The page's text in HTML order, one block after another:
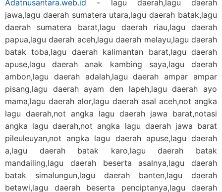
Adatnusantara.web.id - lagu daerah,lagu daerah
jawa,lagu daerah sumatera utara,lagu daerah batak,lagu
daerah sumatera barat,lagu daerah riau,lagu daerah
papua,lagu daerah aceh,lagu daerah melayu,lagu daerah
batak toba,lagu daerah kalimantan barat,lagu daerah
apuse,lagu daerah anak kambing saya,lagu daerah
ambon,lagu daerah adalah,lagu daerah ampar ampar
pisang,lagu daerah ayam den lapeh,lagu daerah ayo
mama,lagu daerah alor,lagu daerah asal aceh,not angka
lagu daerah,not angka lagu daerah jawa barat,notasi
angka lagu daerah,not angka lagu daerah jawa barat
pileuleuyan,not angka lagu daerah apuse,lagu daerah
a,lagu daerah batak karo,lagu daerah batak
mandailing,lagu daerah beserta asalnya,lagu daerah
batak simalungun,lagu daerah banten,lagu daerah
betawi,lagu daerah beserta penciptanya,lagu daerah